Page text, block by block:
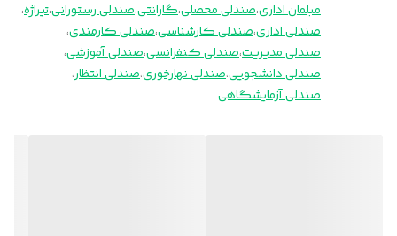
مبلمان اداری،صندلی محصلی،گارانتی،صندلی رستورانی،تیراژه،
صندلی اداری،صندلی کارشناسی،صندلی کارمندی،
صندلی مدیریت،صندلی کنفرانسی،صندلی آموزشی،
صندلی دانشجویی،صندلی نهارخوری،صندلی انتظار،
صندلی آزمایشگاهی